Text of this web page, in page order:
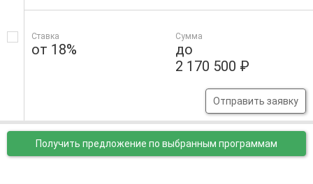
Ставка
от 18%
Сумма
до
2 170 500 ₽
Отправить заявку
Получить предложение по выбранным программам